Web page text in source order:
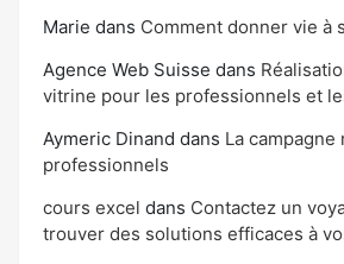
Marie dans Comment donner vie à
Agence Web Suisse dans
vitrine pour les professionnels et
Aymeric Dinand dans La
professionnels
cours excel dans Contactez un
trouver des solutions efficaces à